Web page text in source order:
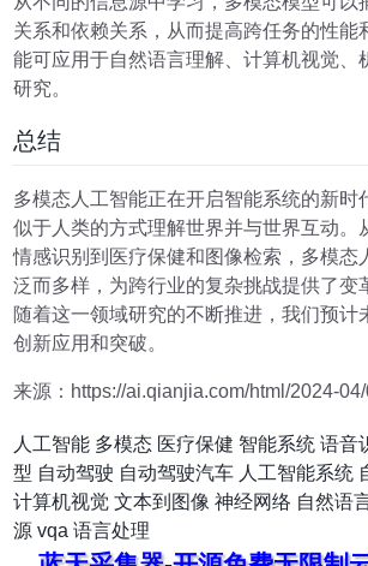
关系和依赖关系，从而提高跨任务的性能
能可应用于自然语言理解、计算机视觉、
研究。
总结
多模态人工智能正在开启智能系统的新时
似于人类的方式理解世界并与世界互动。
情感识别到医疗保健和图像检索，多模态
泛而多样，为跨行业的复杂挑战提供了变
随着这一领域研究的不断推进，我们预计
创新应用和突破。
来源：https://ai.qianjia.com/html/2024-
人工智能 多模态 医疗保健 智能系统 语音
型 自动驾驶 自动驾驶汽车 人工智能系统
计算机视觉 文本到图像 神经网络 自然语
源 vqa 语言处理